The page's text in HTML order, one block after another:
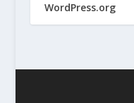
WordPress.org